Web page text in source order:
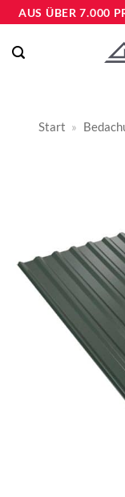
Zum
springen
AUS ÜBER 7.000
Start »